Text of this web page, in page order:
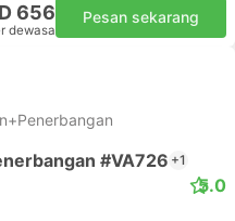
656
dewasa
Pesan sekarang
#VA726 +1
5.0